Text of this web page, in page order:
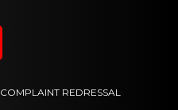
COMPLAINT REDRESSAL